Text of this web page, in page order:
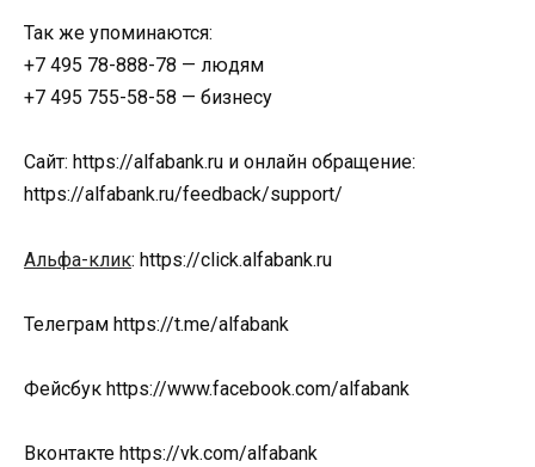
Так же упоминаются:
+7 495 78-888-78 — людям
+7 495 755-58-58 — бизнесу
Сайт: https://alfabank.ru и онлайн обращение:
https://alfabank.ru/feedback/support/
Альфа-клик: https://click.alfabank.ru
Телеграм https://t.me/alfabank
Фейсбук https://www.facebook.com/alfabank
Вконтакте https://vk.com/alfabank